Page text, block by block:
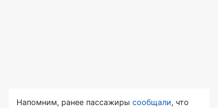
Напомним, ранее пассажиры сообщали, что